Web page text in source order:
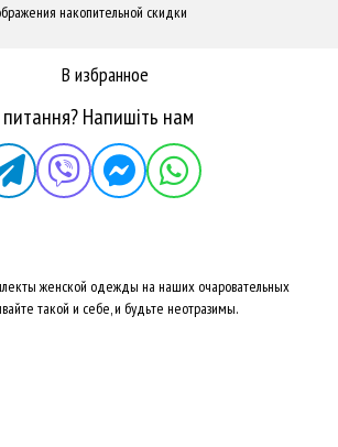
накопительной скидки
В избранное
Напишіть нам
женской одежды на наших очаровательных
такой и себе, и будьте неотразимы.